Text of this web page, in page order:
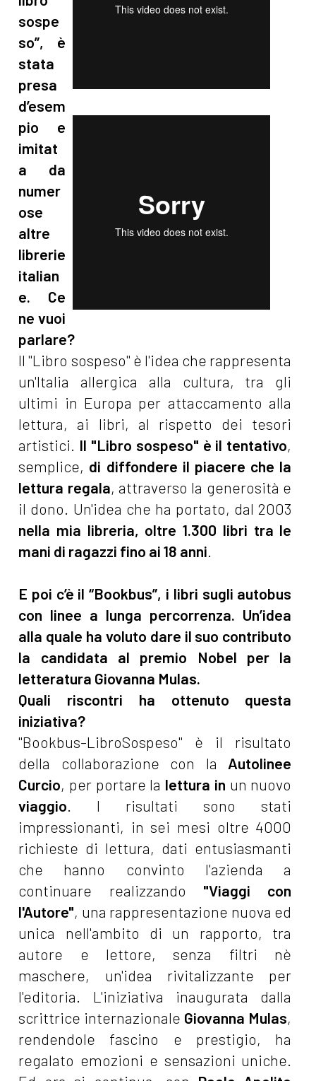
sospe
so”, è
stata
presa
d’esem
pio e
imitat
a da
numer
ose
altre
librerie
italian
e. Ce
ne vuoi
parlare?
Il "Libro sospeso" è l'idea che rappresenta
un'Italia allergica alla cultura, tra gli
ultimi in Europa per attaccamento alla
lettura, ai libri, al rispetto dei tesori
artistici. Il "Libro sospeso" è il tentativo,
semplice, di diffondere il piacere che la
lettura regala, attraverso la generosità e
il dono. Un'idea che ha portato, dal 2003
nella mia libreria, oltre 1.300 libri tra le
mani di ragazzi fino ai 18 anni.
E poi c’è il “Bookbus”, i libri sugli autobus
con linee a lunga percorrenza. Un’idea
alla quale ha voluto dare il suo contributo
la candidata al premio Nobel per la
letteratura Giovanna Mulas.
Quali riscontri ha ottenuto questa
iniziativa?
"Bookbus-LibroSospeso" è il risultato
della collaborazione con la Autolinee
Curcio, per portare la lettura in un nuovo
viaggio. I risultati sono stati
impressionanti, in sei mesi oltre 4000
richieste di lettura, dati entusiasmanti
che hanno convinto l'azienda a
continuare realizzando "Viaggi con
l'Autore", una rappresentazione nuova ed
unica nell'ambito di un rapporto, tra
autore e lettore, senza filtri nè
maschere, un'idea rivitalizzante per
l'editoria. L'iniziativa inaugurata dalla
scrittrice internazionale Giovanna Mulas,
rendendole fascino e prestigio, ha
regalato emozioni e sensazioni uniche.